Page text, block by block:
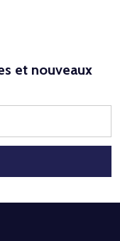
et nouveaux